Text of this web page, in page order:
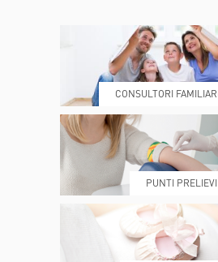
DOVE SIAMO
PRENOTA
CONSULTORI
PUNTI PRELIEVI